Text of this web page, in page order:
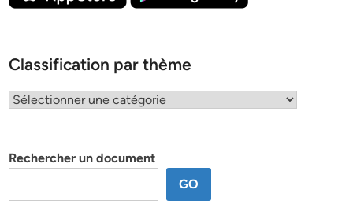
Classification par thème
Classification
Rechercher un document
GO